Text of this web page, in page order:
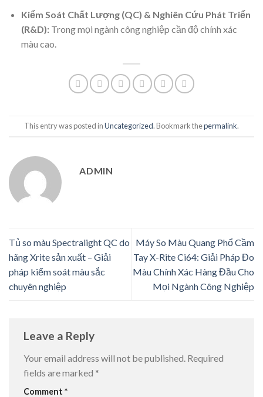
Kiểm Soát Chất Lượng (QC) & Nghiên Cứu Phát Triển
(R&D):Trong mọi ngành công nghiệp cần độ chính xác
màu cao.
This entry was posted inUncategorized. Bookmark thepermalink.
ADMIN
Tủ so màu Spectralight QC do
hãng Xrite sản xuất – Giải
pháp kiểm soát màu sắc
chuyên nghiệp
Máy So Màu Quang Phổ Cầm
Tay X-Rite Ci64: Giải Pháp Đo
Màu Chính Xác Hàng Đầu Cho
Mọi Ngành Công Nghiệp
Leave a Reply
Your email address will not be published. Required
fields are marked *
Comment *